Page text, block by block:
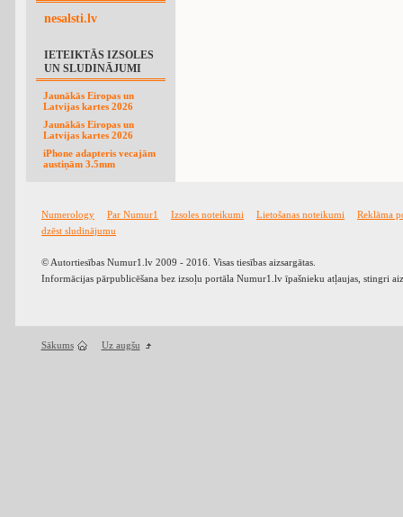
nesalsti.lv
IETEIKTĀS IZSOLES
UN SLUDINĀJUMI
Jaunākās Eiropas un
Latvijas kartes 2026
Jaunākās Eiropas un
Latvijas kartes 2026
iPhone adapteris vecajām
austiņām 3.5mm
Numerology Par Numur1 Izsoles noteikumi Lietošanas noteikumi
Reklāma
dzēst sludinājumu
© Autortiesības Numur1.lv 2009 - 2016. Visas tiesības aizsargātas.
Informācijas pārpublicēšana bez izsoļu portāla Numur1.lv īpašnieku atļaujas, stingri
Sākums Uz augšu